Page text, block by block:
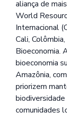
aliança de
World
Internacional
Cali,
Bioeconomia.
bioeconomia
Amazônia,
priorizem
comunidades